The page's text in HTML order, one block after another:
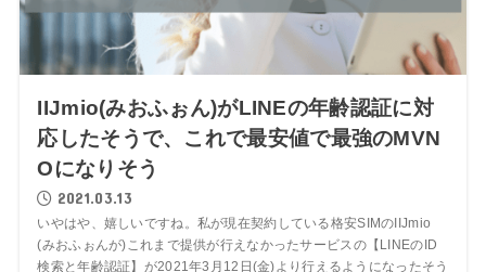
IIJmio(みおふぉん)がLINEの年齢認証に対
応したそうで、これで最安値で最強のMVN
Oになりそう
2021.03.13
いやはや、嬉しいですね。私が現在契約している格安SIMのIIJmio
(みおふぉんが)これまで提供が行えなかったサービスの【LINEのID
検索と年齢認証】が2021年3月12日(金)より行えるようになったそう